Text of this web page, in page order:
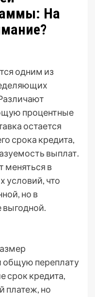
На
одним из
процентные
остается
срока кредита,
выплат.
меняться в
условий, что
но в
выгодной.
общую переплату
срок кредита,
платеж, но